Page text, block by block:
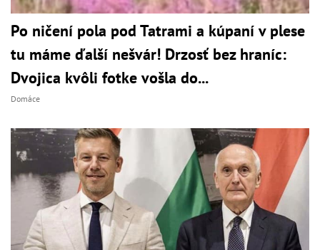
Po ničení pola pod Tatrami a kúpaní v plese
tu máme ďalší nešvár! Drzosť bez hraníc:
Dvojica kvôli fotke vošla do...
Domáce